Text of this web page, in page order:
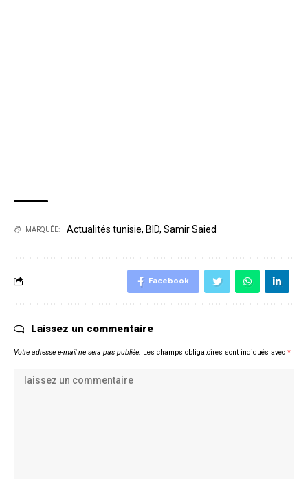
MARQUÉE: Actualités tunisie, BID, Samir Saied
Facebook
Laissez un commentaire
Votre adresse e-mail ne sera pas publiée. Les champs obligatoires sont indiqués avec *